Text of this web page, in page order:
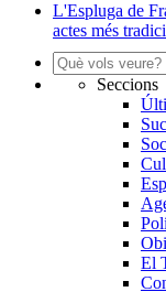
L'Espluga de
actes més
Seccions
El